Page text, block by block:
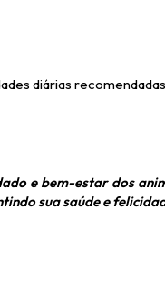
diárias
e bem-estar dos
sua saúde e